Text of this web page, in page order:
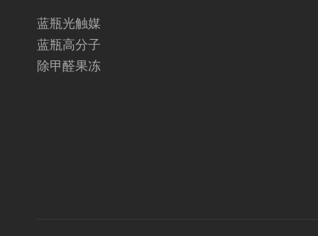
蓝瓶光触媒
蓝瓶高分子
除甲醛果冻